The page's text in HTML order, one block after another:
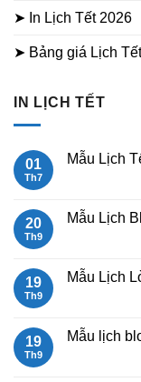
➤ In Lịch Tết 2026
➤ Bảng giá Lịch
IN LỊCH TẾT
01
Th7
Mẫu Lịch
luận
ở
2027
Bính
20
Th9
Mẫu Lịch
luận
ở
2027
giá
19
Th9
Mẫu Lịch
luận
ở
19
Th9
Mẫu lịch